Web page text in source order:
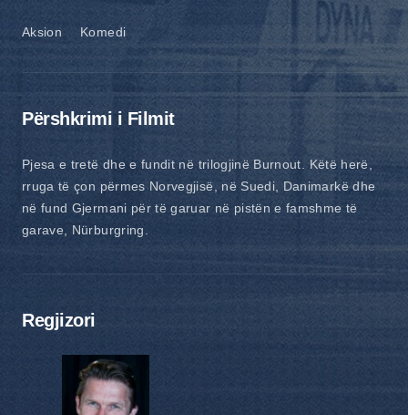
Aksion Komedi
Përshkrimi i Filmit
Pjesa e tretë dhe e fundit në trilogjinë Burnout. Këtë herë,
rruga të çon përmes Norvegjisë, në Suedi, Danimarkë dhe
në fund Gjermani për të garuar në pistën e famshme të
garave, Nürburgring.
Regjizori